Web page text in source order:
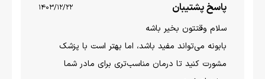
پاسخ پشتیبان 1403/12/22
سلام وقتتون بخير باشه
بابونه می‌تواند مفید باشد، اما بهتر است با پزشک
مشورت کنید تا درمان مناسب‌تری برای مادر شما